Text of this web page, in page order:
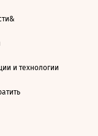
и технологии